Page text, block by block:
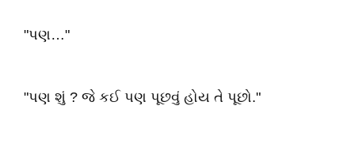
"પણ…"
"પણ શું ? જે કઈ પણ પૂછવું હોય તે પૂછો."